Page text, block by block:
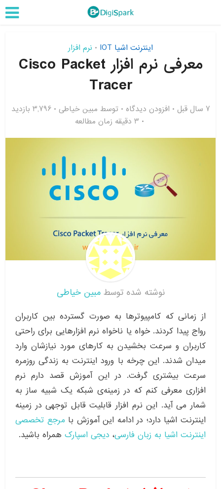
اینترنت اشیا IOT • نرم افزار
معرفی نرم افزار Cisco Packet
Tracer
7 سال قبل افزودن دیدگاه توسط مبین خیاطی
3,796 بازدید
3 دقیقه زمان مطالعه
نوشته شده توسطمبین خیاطی
از زمانی که کامپیوترها به صورت گسترده بین کاربران
رواج پیدا کردند. خواه یا ناخواه نرم افزارهایی برای راحتی
کاربران و سرعت بخشیدن به کارهای مورد نیازشان وارد
میدان شدند. این چرخه با ورود اینترنت به زندگی روزمره
سرعت بیشتری گرفت. در این آموزش قصد دارم نرم
افزاری معرفی کنم که در زمینه‌ی شبکه یک شبیه ساز به
شمار می آید. این نرم افزار قابلیت قابل توجهی در زمینه
اینترنت اشیا دارد؛ در ادامه این آموزش با مرجع تخصصی
اینترنت اشیا به زبان فارسی، دیجی اسپارک همراه باشید.